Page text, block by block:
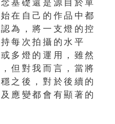
基礎還是源自於單
在自己的作品中都
為，將一支燈的控
每次拍攝的水平
多燈的運用，雖然
但對我而言，當將
之後，對於後續的
應變都會有顯著的